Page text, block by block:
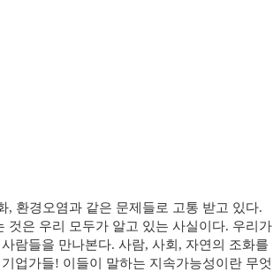
, 환경오염과 같은 문제들로 고통 받고 있다.
것은 우리 모두가 알고 있는 사실이다. 우리가
람들을 만나본다. 사람, 사회, 자연의 조화를
업가들! 이들이 말하는 지속가능성이란 무엇